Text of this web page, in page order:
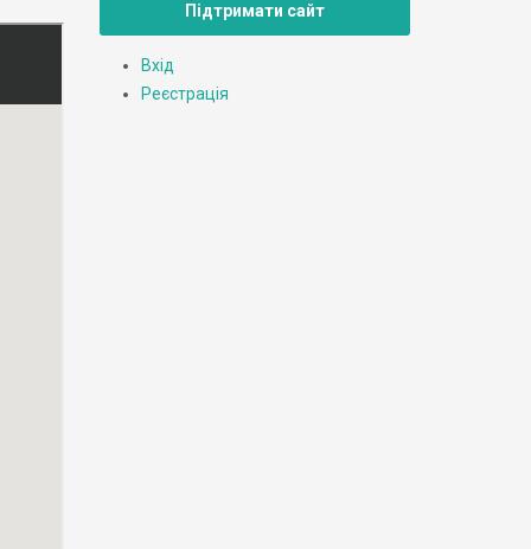
Підтримати сайт
Вхід
Реєстрація